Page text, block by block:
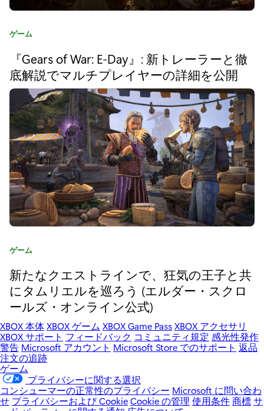
s
I
I
I
』
:
伝
説
ス
ク
ロ
ー
シ
カ
ゴ
リ
:
ゲーム
『Gears of War: E-Day』: 新トレーラーと徹
底解説でマルチプレイヤーの詳細を公開
カ
ゴ
リ
:
ゲーム
新たなクエストラインで、狂気の王子と共
にタムリエルを巡ろう (エルダー・スクロ
ールズ・オンライン公式)
XBOX 本体XBOX ゲーム XBOX Game PassXBOX アクセサリ
XBOX サポート フィードバック コミュニティ規定 感光性発作
警告 Microsoft アカウント Microsoft Store でのサポート 返品
注文の追跡
ゲーム
プライバシーに関する選択
コンシューマーの正常性のプライバシー Microsoft に問い合わ
せ プライバシーおよび CookieCookie の管理 使用条件商標サ